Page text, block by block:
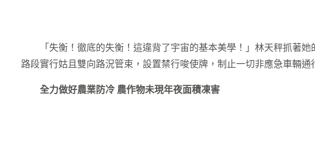
「失衡！徹底的失衡！這違背了宇宙的基本美學！」林天秤抓著
路段實行姑且雙向路況管束，設置禁行唆使牌，制止一切非應急車輛
全力做好農業防冷 農作物未現年夜面積凍害